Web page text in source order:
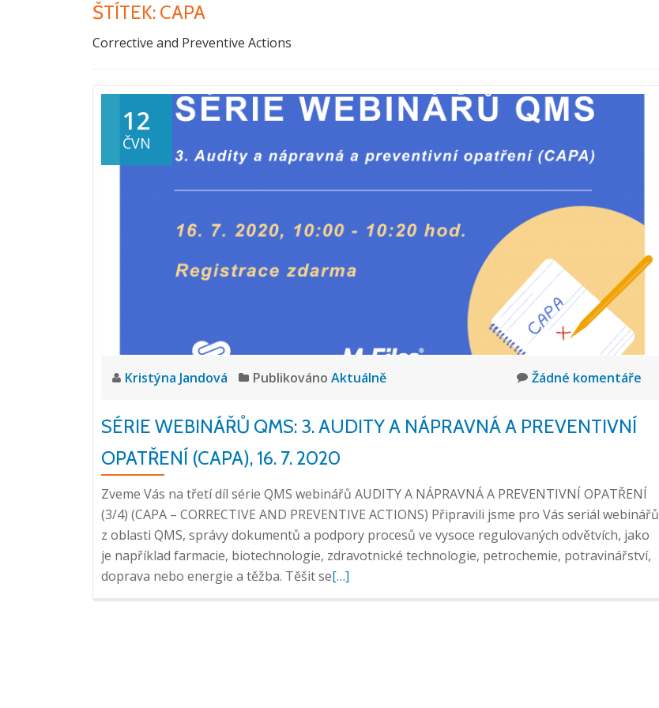
ŠTÍTEK: CAPA
Corrective and Preventive Actions
12
ČVN
Kristýna Jandová Publikováno Aktuálně Žádné komentáře
SÉRIE WEBINÁŘŮ QMS: 3. AUDITY A NÁPRAVNÁ A PREVENTIVNÍ
OPATŘENÍ (CAPA), 16. 7. 2020
Zveme Vás na třetí díl série QMS webinářů AUDITY A NÁPRAVNÁ A PREVENTIVNÍ OPATŘENÍ
(3/4) (CAPA – CORRECTIVE AND PREVENTIVE ACTIONS) Připravili jsme pro Vás seriál webinářů
z oblasti QMS, správy dokumentů a podpory procesů ve vysoce regulovaných odvětvích, jako
je například farmacie, biotechnologie, zdravotnické technologie, petrochemie, potravinářství,
doprava nebo energie a těžba. Těšit sePřečtěte
[…]